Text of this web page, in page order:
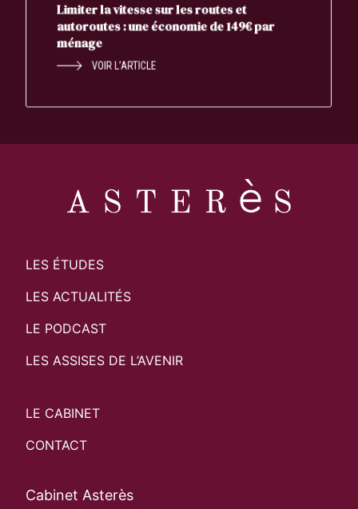
Limiter la vitesse sur les routes et
autoroutes : une économie de 149€ par
ménage
VOIR L’ARTICLE
LES ÉTUDES
LES ACTUALITÉS
LE PODCAST
LES ASSISES DE L’AVENIR
LE CABINET
CONTACT
Cabinet Asterès